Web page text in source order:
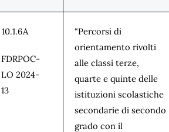
10.1.6A
FDRPOC-
LO 2024-
13
“Percorsi di
orientamento rivolti
alle classi terze,
quarte e quinte delle
istituzioni scolastiche
secondarie di secondo
grado con il